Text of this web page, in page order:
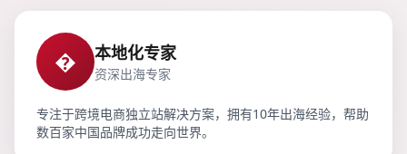
� 本地化专家
资深出海专家
专注于跨境电商独立站解决方案，拥有10年出海经验，帮助
数百家中国品牌成功走向世界。